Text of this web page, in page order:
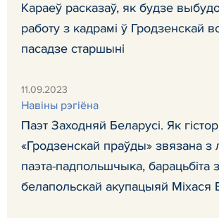
Караеў расказаў, як будзе
работу з кадрамі ў Гродзенскай
пасадзе старшыні
11.09.2023
Навiны рэгiёна
Паэт Заходняй Беларусі. Як
«Гродзенскай праўды» звязана з
паэта-падпольшчыка, барацьбіта з
белапольскай акупацыяй Міхася